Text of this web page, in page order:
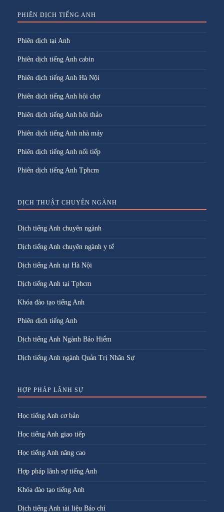
PHIÊN DỊCH TIẾNG ANH
Phiên dịch tại Anh
Phiên dịch tiếng Anh cabin
Phiên dịch tiếng Anh Hà Nội
Phiên dịch tiếng Anh hội chợ
Phiên dịch tiếng Anh hội thảo
Phiên dịch tiếng Anh nhà máy
Phiên dịch tiếng Anh nối tiếp
Phiên dịch tiếng Anh Tphcm
DỊCH THUẬT CHUYÊN NGÀNH
Dịch tiếng Anh chuyên ngành
Dịch tiếng Anh chuyên ngành y tế
Dịch tiếng Anh tại Hà Nội
Dịch tiếng Anh tại Tphcm
Khóa đào tạo tiếng Anh
Phiên dịch tiếng Anh
Dịch tiếng Anh Ngành Bảo Hiểm
Dịch tiếng Anh ngành Quản Trị Nhân Sự
HỢP PHÁP LÃNH SỰ
Học tiếng Anh cơ bản
Học tiếng Anh giao tiếp
Học tiếng Anh nâng cao
Hợp pháp lãnh sự tiếng Anh
Khóa đào tạo tiếng Anh
Dịch tiếng Anh tài liệu Báo chí